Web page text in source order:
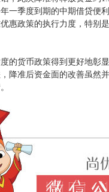
一季度到期的中期借贷便
惠政策的执行力度，特别
货币政策得到更好地彰显
降准后资金面的改善虽然